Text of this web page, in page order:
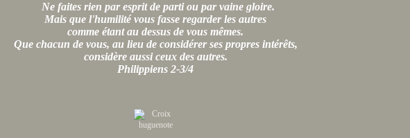
Ne faites rien par esprit de parti ou par vaine gloire.
Mais que l'humilité vous fasse regarder les autres
comme étant au dessus de vous mêmes.
Que chacun de vous, au lieu de considérer ses propres intérêts,
considère aussi ceux des autres.
Philippiens 2-3/4